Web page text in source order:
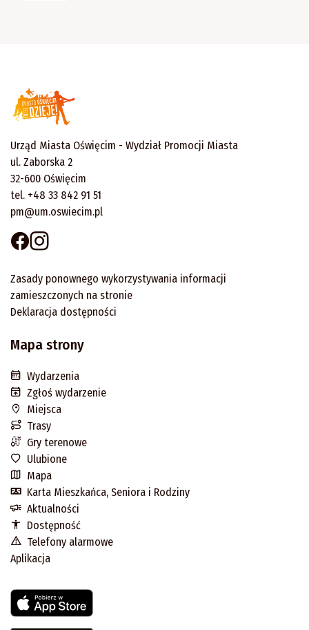
Urząd Miasta Oświęcim - Wydział Promocji Miasta
ul. Zaborska 2
32-600 Oświęcim
tel. +48 33 842 91 51
pm@um.oswiecim.pl
Zasady ponownego wykorzystywania informacji
zamieszczonych na stronie
Deklaracja dostępności
Mapa strony
Wydarzenia
Zgłoś wydarzenie
Miejsca
Trasy
Gry terenowe
Ulubione
Mapa
Karta Mieszkańca, Seniora i Rodziny
Aktualności
Dostępność
Telefony alarmowe
Aplikacja